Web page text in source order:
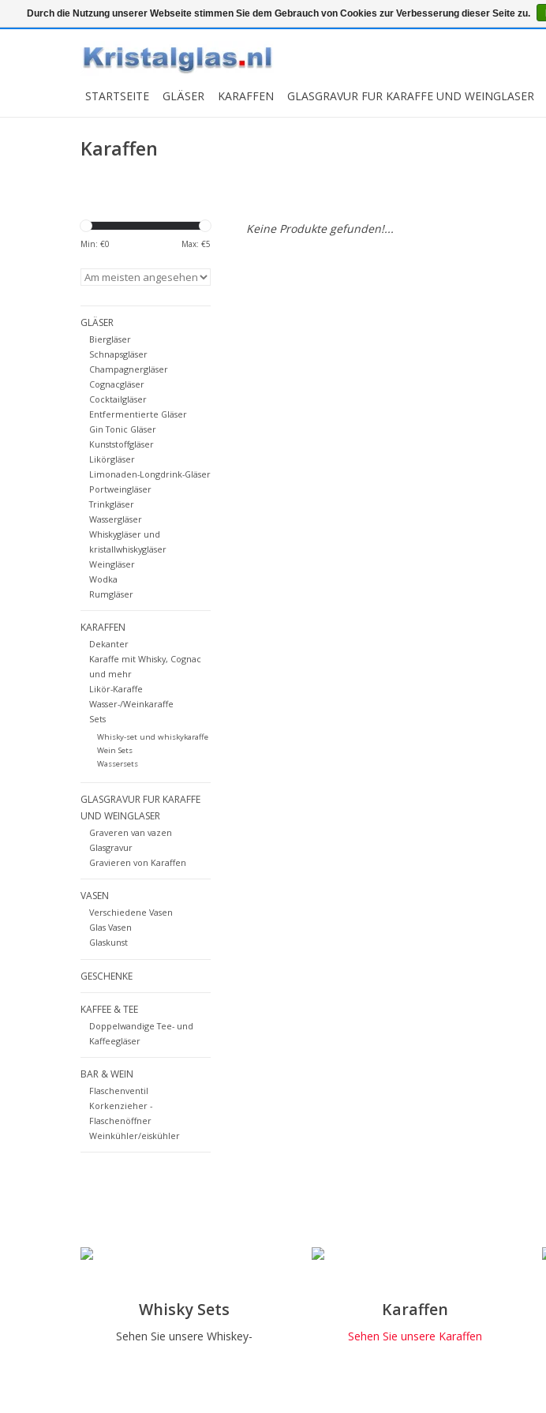
Top klasse Snelle levering Graveren
STARTSEITE GLÄSER KARAFFEN GLASGRAVUR FUR KARAFFE UND WEINGLASER
Karaffen
Min: €0 Max: €5
GLÄSER
Biergläser
Schnapsgläser
Champagnergläser
Cognacgläser
Cocktailgläser
Entfermentierte Gläser
Gin Tonic Gläser
Kunststoffgläser
Likörgläser
Limonaden-Longdrink-Gläser
Portweingläser
Trinkgläser
Wassergläser
Whiskygläser und
kristallwhiskygläser
Weingläser
Wodka
Rumgläser
KARAFFEN
Dekanter
Karaffe mit Whisky, Cognac
und mehr
Likör-Karaffe
Wasser-/Weinkaraffe
Sets
Whisky-set und whiskykaraffe
Wein Sets
Wassersets
GLASGRAVUR FUR KARAFFE
UND WEINGLASER
Graveren van vazen
Glasgravur
Gravieren von Karaffen
VASEN
Verschiedene Vasen
Glas Vasen
Glaskunst
GESCHENKE
KAFFEE & TEE
Doppelwandige Tee- und
Kaffeegläser
BAR & WEIN
Flaschenventil
Korkenzieher -
Flaschenöffner
Weinkühler/eiskühler
Keine Produkte gefunden!...
Whisky Sets
Sehen Sie unsere Whiskey-
Karaffen
Sehen Sie unsere Karaffen
Durch die Nutzung unserer Webseite stimmen Sie dem Gebrauch von Cookies zur Verbesserung dieser Seite zu.